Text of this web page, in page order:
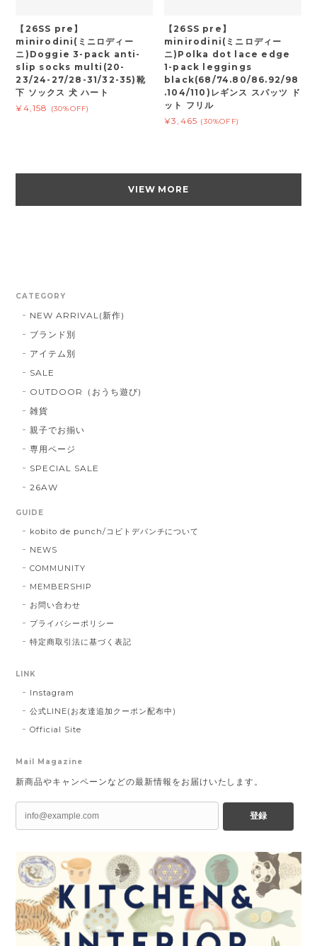
【26SS pre】
minirodini(ミニロディー
ニ)Doggie 3-pack anti-
slip socks multi(20-
23/24-27/28-31/32-35)靴
下 ソックス 犬 ハート
¥4,158
(30%OFF)
【26SS pre】
minirodini(ミニロディー
ニ)Polka dot lace edge
1-pack leggings
black(68/74.80/86.92/98
.104/110)レギンス スパッツ ド
ット フリル
¥3,465 (30%OFF)
VIEW MORE
CATEGORY
NEW ARRIVAL(新作)
ブランド別
アイテム別
SALE
OUTDOOR（おうち遊び)
雑貨
親子でお揃い
専用ページ
SPECIAL SALE
26AW
GUIDE
kobito de punch/コビトデパンチについて
NEWS
COMMUNITY
MEMBERSHIP
お問い合わせ
プライバシーポリシー
特定商取引法に基づく表記
LINK
Instagram
公式LINE(お友達追加クーポン配布中)
Official Site
Mail Magazine
新商品やキャンペーンなどの最新情報をお届けいたします。
登録